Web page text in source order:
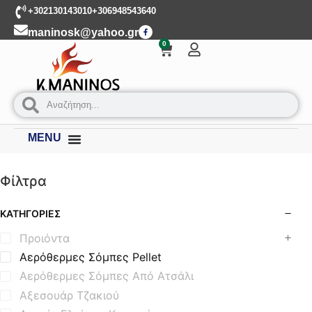
+302130143010+306948543640
maninosk@yahoo.gr
0
MENU
Φίλτρα
ΚΑΤΗΓΟΡΊΕΣ
Προιόντα
Αερόθερμες Σόμπες Pellet
Αερόθερμες Σόμπες Από Ατσάλι
Αξεσουάρ Τζακιού